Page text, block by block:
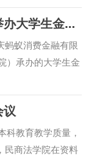
体本科生、二学
主持。 在庄严肃
朱茂为2025级全
红色基因浓厚，法
量人才。同时，
根脉，以忠诚铸魂
义的信仰和对法
修立身，既要钻
法图强”的重量；
经济法学院（知识产权学院）举办大学生金融安全教育活动
蚂蚁消费金融有限
）承办的大学生金
园活动在我校长
安证券投教基地、
场兼具趣味性与
筑牢大学生金融
花花车”以互动体
议
科教育教学质量，
民商法学院在资料